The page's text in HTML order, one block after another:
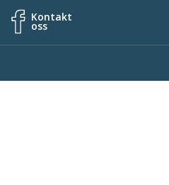
Kontakt
oss